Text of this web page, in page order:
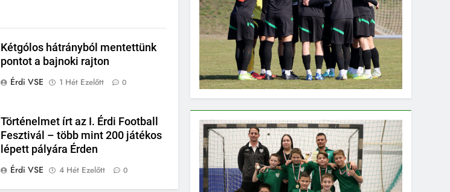
Kétgólos hátrányból mentettünk
pontot a bajnoki rajton
Érdi VSE
1 Hét Ezelőtt 0
Történelmet írt az I. Érdi Football
Fesztivál – több mint 200 játékos
lépett pályára Érden
Érdi VSE
4 Hét Ezelőtt 0